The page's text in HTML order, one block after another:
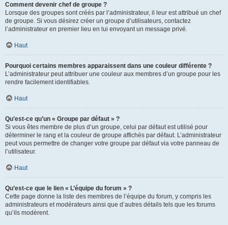
Comment devenir chef de groupe ?
Lorsque des groupes sont créés par l’administrateur, il leur est attribué un chef
de groupe. Si vous désirez créer un groupe d’utilisateurs, contactez
l’administrateur en premier lieu en lui envoyant un message privé.
Haut
Pourquoi certains membres apparaissent dans une couleur différente ?
L’administrateur peut attribuer une couleur aux membres d’un groupe pour les
rendre facilement identifiables.
Haut
Qu’est-ce qu’un « Groupe par défaut » ?
Si vous êtes membre de plus d’un groupe, celui par défaut est utilisé pour
déterminer le rang et la couleur de groupe affichés par défaut. L’administrateur
peut vous permettre de changer votre groupe par défaut via votre panneau de
l’utilisateur.
Haut
Qu’est-ce que le lien « L’équipe du forum » ?
Cette page donne la liste des membres de l’équipe du forum, y compris les
administrateurs et modérateurs ainsi que d’autres détails tels que les forums
qu’ils modèrent.